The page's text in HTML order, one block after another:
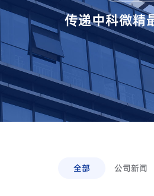
传递中科微精
全部 公司新闻